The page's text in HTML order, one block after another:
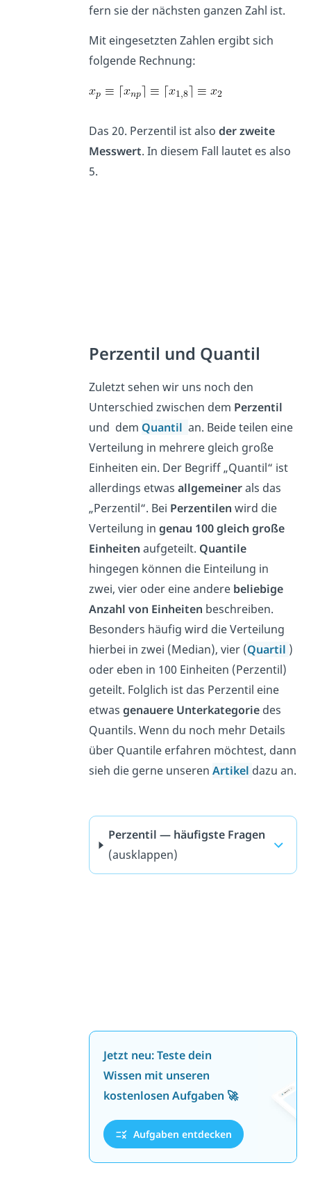
fern sie der nächsten ganzen Zahl ist.
Mit eingesetzten Zahlen ergibt sich
folgende Rechnung:
Das 20. Perzentil ist also der zweite
Messwert. In diesem Fall lautet es also
5.
Perzentil und Quantil
Zuletzt sehen wir uns noch den
Unterschied zwischen dem Perzentil
und dem Quantil an. Beide teilen eine
Verteilung in mehrere gleich große
Einheiten ein. Der Begriff „Quantil“ ist
allerdings etwas allgemeinerals das
„Perzentil“. Bei Perzentilen wird die
Verteilung in genau 100 gleich große
Einheiten aufgeteilt. Quantile
hingegen können die Einteilung in
zwei, vier oder eine andere beliebige
Anzahl von Einheiten beschreiben.
Besonders häufig wird die Verteilung
hierbei in zwei (Median), vier (Quartil )
oder eben in 100 Einheiten (Perzentil)
geteilt. Folglich ist das Perzentil eine
etwas genauere Unterkategoriedes
Quantils. Wenn du noch mehr Details
über Quantile erfahren möchtest, dann
sieh die gerne unseren Artikel dazu an.
Perzentil — häufigste Fragen
(ausklappen)
Jetzt neu: Teste dein
Wissen mit unseren
kostenlosen Aufgaben 🚀
Aufgaben entdecken